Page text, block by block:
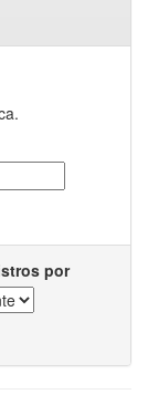
por